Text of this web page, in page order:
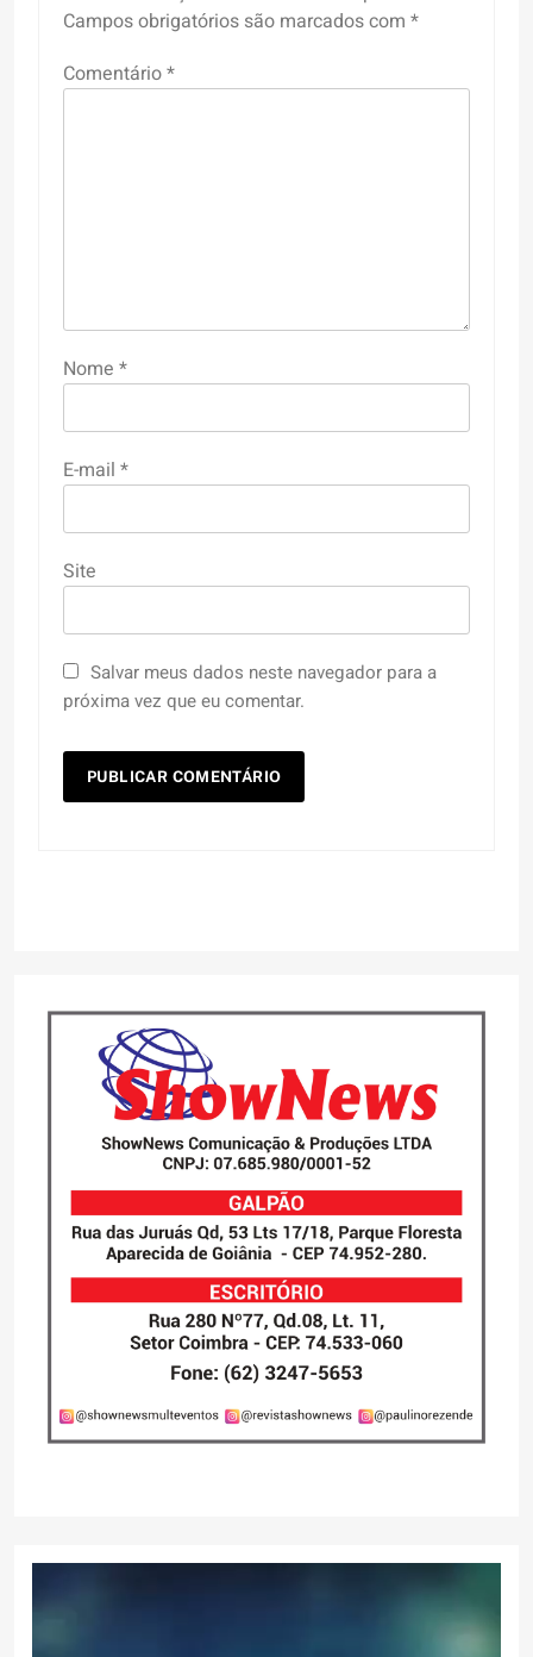
Campos obrigatórios são marcados com *
Comentário*
Nome *
E-mail *
Site
Salvar meus dados neste navegador para a
próxima vez que eu comentar.